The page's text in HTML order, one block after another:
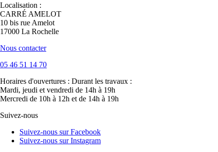
Localisation :
CARRÉ AMELOT
10 bis rue Amelot
17000 La Rochelle
Nous contacter
05 46 51 14 70
Horaires d'ouvertures : Durant les travaux :
Mardi, jeudi et vendredi de 14h à 19h
Mercredi de 10h à 12h et de 14h à 19h
Suivez-nous
Suivez-nous sur Facebook
Suivez-nous sur Instagram